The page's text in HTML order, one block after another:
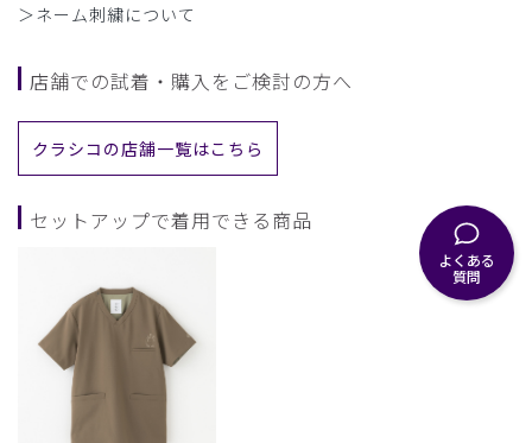
よくある
質問
＞ネーム刺繍について
店舗での試着・購入をご検討の方へ
クラシコの店舗一覧はこちら
セットアップで着用できる商品